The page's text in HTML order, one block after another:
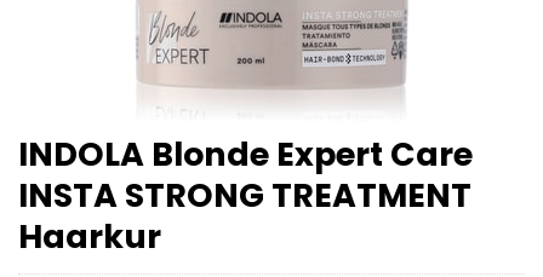
INDOLA Blonde Expert Care
INSTA STRONG TREATMENT
Haarkur